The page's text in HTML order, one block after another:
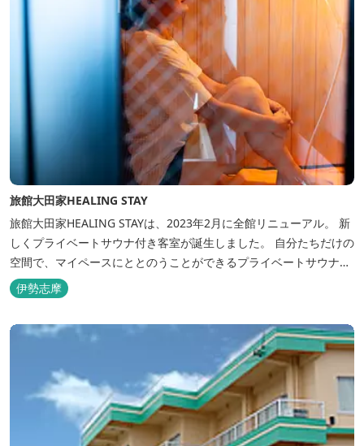
旅館大田家HEALING STAY
旅館大田家HEALING STAYは、2023年2月に全館リニューアル。 新
しくプライベートサウナ付き客室が誕生しました。 自分たちだけの
空間で、マイペースにととのうことができるプライベートサウナ。
相差ならではの新鮮な海の幸、豊かな自然、温泉、そしてサウナで
ととのう至福のひとときを。
伊勢志摩